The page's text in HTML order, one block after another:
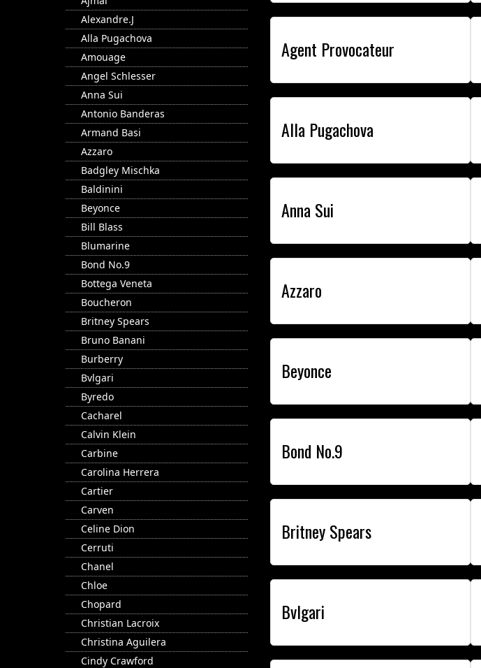
Alexandre.J
Alla Pugachova
Amouage
Angel Schlesser
Anna Sui
Antonio Banderas
Armand Basi
Azzaro
Badgley Mischka
Baldinini
Beyonce
Bill Blass
Blumarine
Bond No.9
Bottega Veneta
Boucheron
Britney Spears
Bruno Banani
Burberry
Bvlgari
Byredo
Cacharel
Calvin Klein
Carbine
Carolina Herrera
Cartier
Carven
Celine Dion
Cerruti
Chanel
Chloe
Chopard
Christian Lacroix
Christina Aguilera
Cindy Crawford
Agent Provocateur
Alla Pugachova
Anna Sui
Azzaro
Beyonce
Bond No.9
Britney Spears
Bvlgari